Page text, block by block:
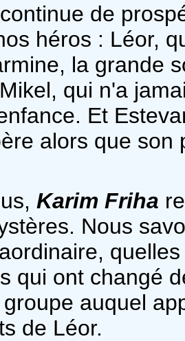
de
héros : Léor,
la grande
qui n'a
Et
alors que
Karim Friha
Nous
qui ont changé
auquel
de Léor.